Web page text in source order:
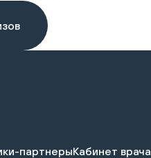
партнерыКабинет врача